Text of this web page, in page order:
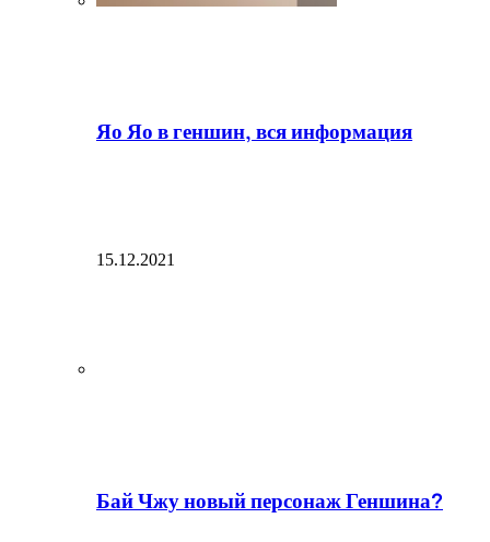
Яо Яо в геншин, вся информация
15.12.2021
Бай Чжу новый персонаж Геншина?